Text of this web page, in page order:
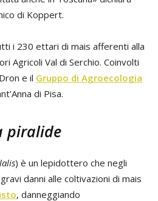
di Koppert.
i 230 ettari di mais afferenti alla
Agricoli Val di Serchio. Coinvolti
e il Gruppo di Agroecologia
di Pisa.
piralide
) è un lepidottero che negli
danni alle coltivazioni di mais
, danneggiando